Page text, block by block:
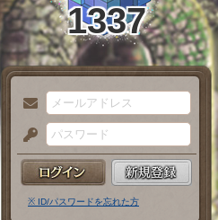
1337
メ
ー
ル
ア
パ
ス
※ ID/パスワードを忘れた方